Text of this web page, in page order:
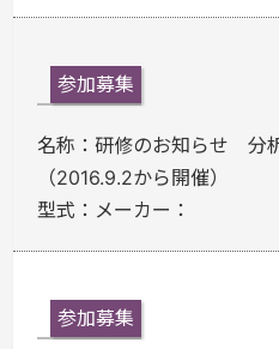
参加募集
名称：研修のお知らせ 分
（2016.9.2から開催）
型式： メーカー：
参加募集